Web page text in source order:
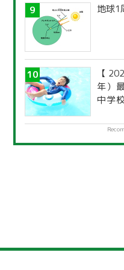
地球1
【
年）
中学
道府